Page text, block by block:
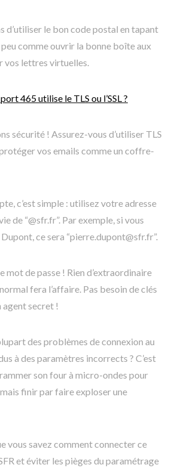
d’utiliser le bon code postal en tapant
peu comme ouvrir la bonne boîte aux
vos lettres virtuelles.
465 utilise le TLS ou l’SSL ?
sécurité ! Assurez-vous d’utiliser TLS
vos emails comme un coffre-
c’est simple : utilisez votre adresse
de “@sfr.fr”. Par exemple, si vous
ce sera “pierre.dupont@sfr.fr”.
mot de passe ! Rien d’extraordinaire
fera l’affaire. Pas besoin de clés
agent secret !
des problèmes de connexion au
à des paramètres incorrects ? C’est
son four à micro-ondes pour
finir par faire exploser une
vous savez comment connecter ce
et éviter les pièges du paramétrage